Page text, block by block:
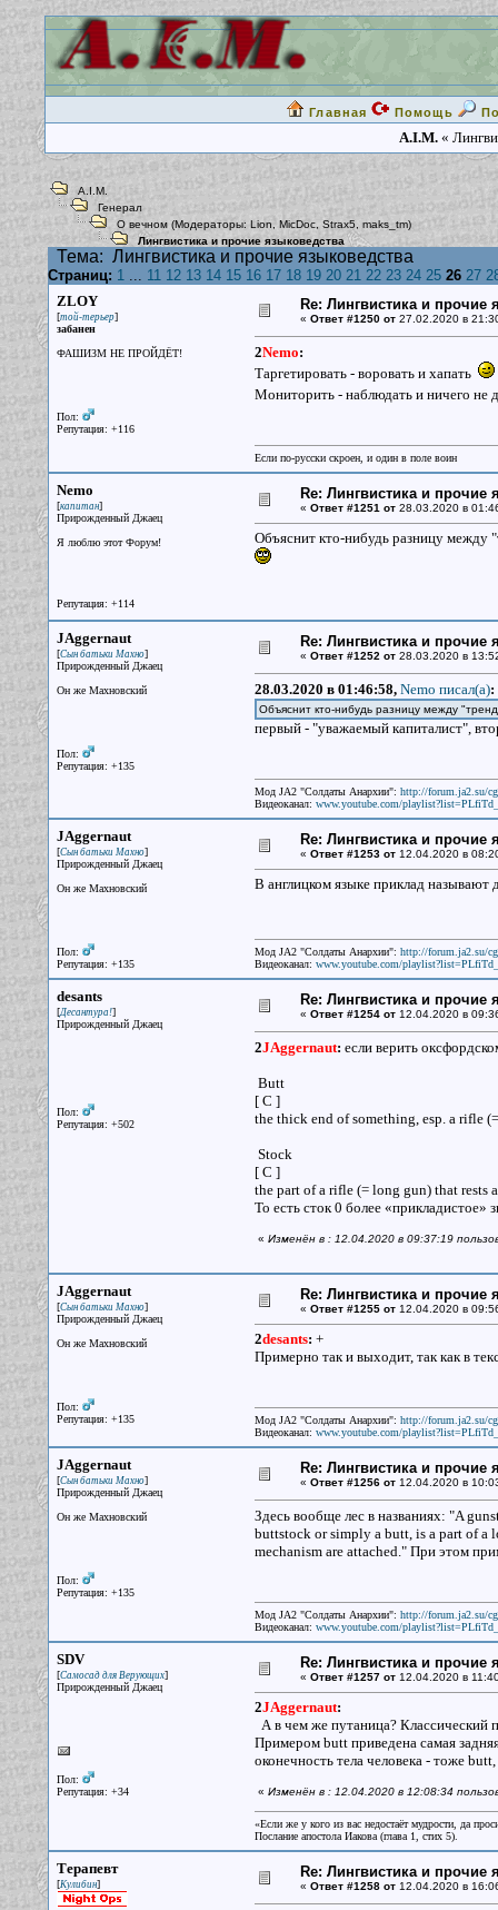
Главная Помощь
A.I.M. «
A.I.M.
Генерал
О вечном (Модераторы: Lion, MicDoc, Strax5 maks_tm)
Лингвистика и прочие языковедства
Тема: Лингвистика и прочие языковедства
Страниц: 1... 11 12 13 14 15 16 17 18 19 20 21 22 23 24 25 26 27
ZLOY
[той-терьер]
забанен
ФАШИЗМ НЕ ПРОЙДЁТ!
Пол:
Репутация: +116
Re: Лингвистика и прочие
« Ответ #1250 от27.02.2020 в
2Nemo:
Таргетировать - воровать и хапать
Мониторить - наблюдать и ничего не
Если по-русски скроен, и один в поле воин
Nemo
[капитан]
Прирожденный Джаец
Я люблю этот Форум!
Репутация: +114
Re: Лингвистика и прочие
« Ответ #1251 от28.03.2020 в
Объяснит кто-нибудь разницу между
JAggernaut
[Сын батьки Махно]
Прирожденный Джаец
Он же Махновский
Пол:
Репутация: +135
Re: Лингвистика и прочие
« Ответ #1252 от28.03.2020 в
28.03.2020 в 01:46:58, Nemo писал(a):
Объяснит кто-нибудь разницу между
первый - "уважаемый капиталист",
Мод JA2 "Солдаты Анархии": http://forum.ja2.su/
Видеоканал: www.youtube.com/
JAggernaut
[Сын батьки Махно]
Прирожденный Джаец
Он же Махновский
Пол:
Репутация: +135
Re: Лингвистика и прочие
« Ответ #1253 от12.04.2020 в
В англицком языке приклад
Мод JA2 "Солдаты Анархии": http://forum.ja2.su/
Видеоканал: www.youtube.com/
desants
[Десантура!]
Прирожденный Джаец
Пол:
Репутация: +502
Re: Лингвистика и прочие
« Ответ #1254 от12.04.2020 в
2JAggernaut: если верить
Butt
[ C ]
the thick end of something, esp. a rifle
Stock
[ C ]
the part of a rifle (= long gun) that rests
То есть сток 0 более «прикладистое»
« Изменён в : 12.04.2020 в 09:37:19
JAggernaut
[Сын батьки Махно]
Прирожденный Джаец
Он же Махновский
Пол:
Репутация: +135
Re: Лингвистика и прочие
« Ответ #1255 от12.04.2020 в
2desants: +
Примерно так и выходит, так как в
Мод JA2 "Солдаты Анархии": http://forum.ja2.su/
Видеоканал: www.youtube.com/
JAggernaut
[Сын батьки Махно]
Прирожденный Джаец
Он же Махновский
Пол:
Репутация: +135
Re: Лингвистика и прочие
« Ответ #1256 от12.04.2020 в
Здесь вообще лес в названиях: "A
buttstock or simply a butt, is a part of a
mechanism are attached." При этом
Мод JA2 "Солдаты Анархии": http://forum.ja2.su/
Видеоканал: www.youtube.com/
SDV
[Самосад для Верующих]
Прирожденный Джаец
Пол:
Репутация: +34
Re: Лингвистика и прочие
« Ответ #1257 от12.04.2020 в
2JAggernaut:
А в чем же путаница?
Примером butt приведена самая
оконечность тела человека - тоже butt,
« Изменён в : 12.04.2020 в 12:08:34
«Если же у кого из вас недостаёт мудрости, да
Послание апостола Иакова (глава 1, стих 5).
Терапевт
[Кулибин]
Re: Лингвистика и прочие
« Ответ #1258 от12.04.2020 в